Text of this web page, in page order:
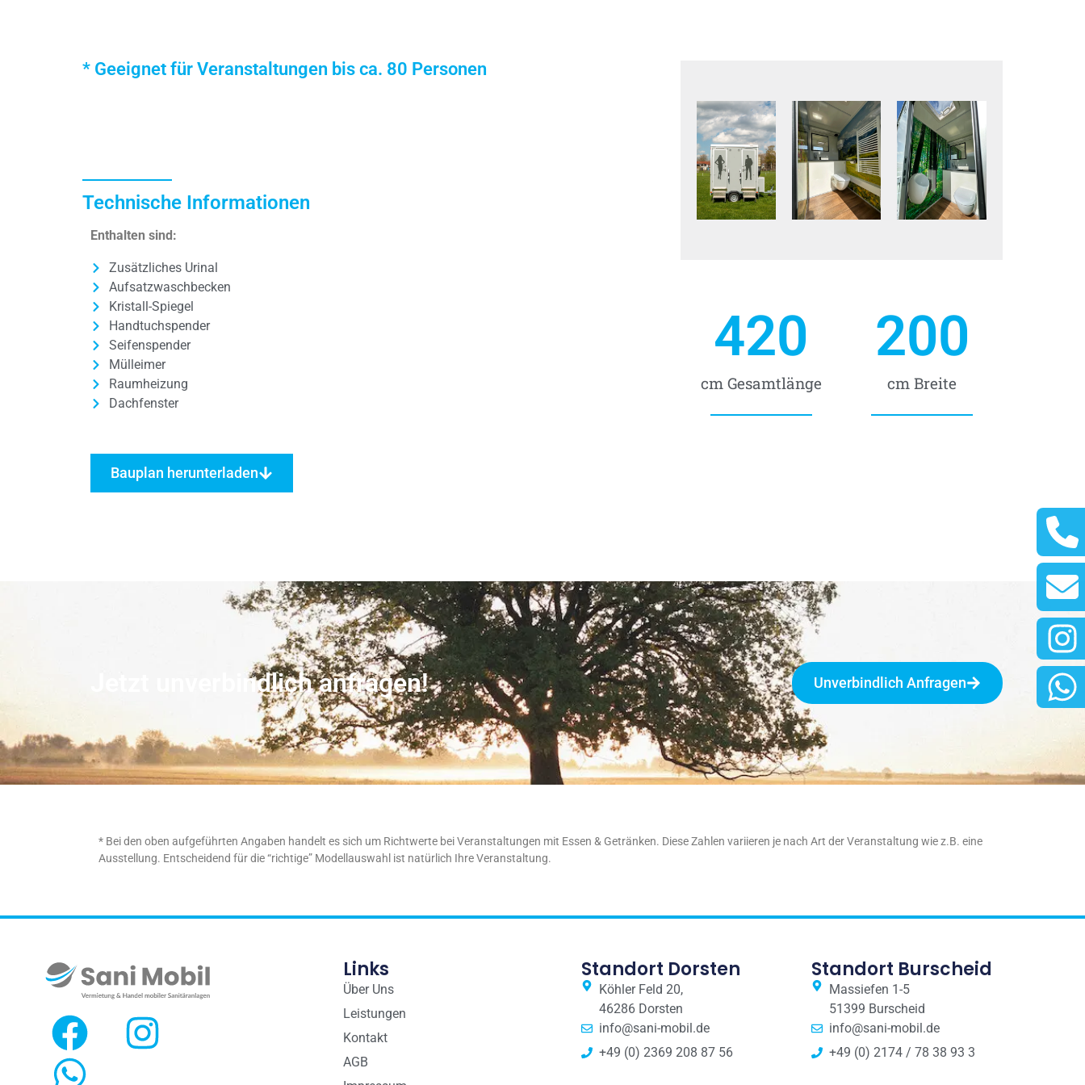
* Geeignet für Veranstaltungen bis ca. 80 Personen​
Technische Informationen
Enthalten sind:
Zusätzliches Urinal
Aufsatzwaschbecken
Kristall-Spiegel
Handtuchspender
Seifenspender
Mülleimer
Raumheizung
Dachfenster
Bauplan herunterladen
cm Gesamtlänge
420
cm Breite
200
Jetzt unverbindlich anfragen! Unverbindlich Anfragen
* Bei den oben aufgeführten Angaben handelt es sich um Richtwerte bei Veranstaltungen mit Essen & Getränken. Diese Zahlen variieren je nach Art der Veranstaltung wie z.B. eine
Ausstellung. Entscheidend für die “richtige” Modellauswahl ist natürlich Ihre Veranstaltung.
Links
Über Uns
Leistungen
Kontakt
AGB
Standort Dorsten
Köhler Feld 20,
46286 Dorsten
info@sani-mobil.de
+49 (0) 2369 208 87 56
Standort Burscheid
Massiefen 1-5
51399 Burscheid
info@sani-mobil.de
+49 (0) 2174 / 78 38 93 3